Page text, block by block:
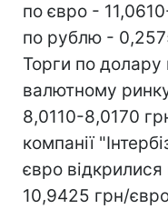
по євро -
по рублю -
Торги по долару
валютному
8,0110-8,0170
компанії
євро відкрилися
10,9425 грн/